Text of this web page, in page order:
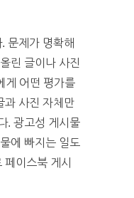
문제가 명확해
린 글이나 사진
게 어떤 평가를
과 사진 자체만
. 광고성 게시물
에 빠지는 일도
이스북 게시